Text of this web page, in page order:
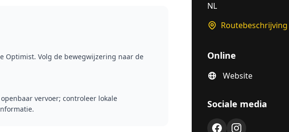
Optimist. Volg de bewegwijzering naar de
vervoer; controleer lokale
NL
Routebeschrijving
Online
Website
Sociale media